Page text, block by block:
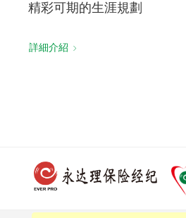
精彩可期的生涯規劃
詳細介紹